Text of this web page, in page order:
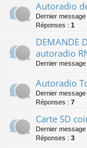
Autoradio
Dernier
Réponses : 1
DEMANDE
autoradio
Dernier
Autoradio
Dernier
Réponses : 7
Carte SD
Dernier
Réponses : 3